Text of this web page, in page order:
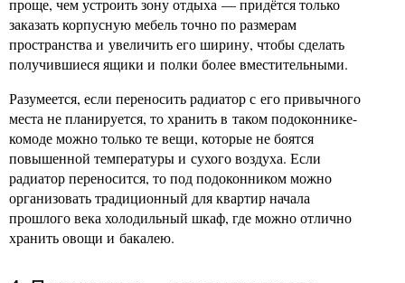
проще, чем устроить зону отдыха — придётся только
заказать корпусную мебель точно по размерам
пространства и увеличить его ширину, чтобы сделать
получившиеся ящики и полки более вместительными.
Разумеется, если переносить радиатор с его привычного
места не планируется, то хранить в таком подоконнике-
комоде можно только те вещи, которые не боятся
повышенной температуры и сухого воздуха. Если
радиатор переносится, то под подоконником можно
организовать традиционный для квартир начала
прошлого века холодильный шкаф, где можно отлично
хранить овощи и бакалею.